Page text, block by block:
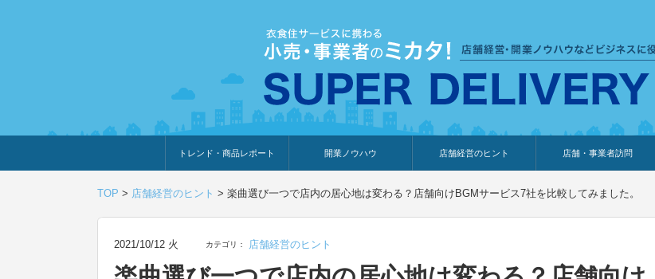
トレンド・商品レポート
トレンド・特集
人気ランキング
出展企業のおすすめ
商品体験・レビュー
暮らしの提案
開業ノウハウ
開業までの道のり
開業知識・情報
店舗経営のヒント
ウェブ集客・販売促進
仕入れ
展示会情報
接客・販売
知識情報
販促カレンダー
集客・販売促進
店舗・事業者訪問
アパレル店
カフェ・飲食店
ペットサロン
メーカー
他の業種
美容サロン
薬局
観光・ホテル旅館宿泊業
雑貨店
食料品店
TOP > 店舗経営のヒント > 楽曲選び一つで店内の居心地は変わる？店舗向けBGMサービス7社を比較してみました。
2021/10/12 火 カテゴリ： 店舗経営のヒント